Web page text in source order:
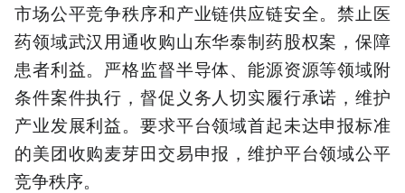
市场公平竞争秩序和产业链供应链安全。禁止医
药领域武汉用通收购山东华泰制药股权案，保障
患者利益。严格监督半导体、能源资源等领域附
条件案件执行，督促义务人切实履行承诺，维护
产业发展利益。要求平台领域首起未达申报标准
的美团收购麦芽田交易申报，维护平台领域公平
竞争秩序。